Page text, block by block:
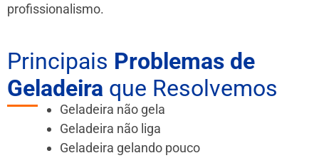
profissionalismo.
Principais Problemas de
Geladeira que Resolvemos
Geladeira não gela
Geladeira não liga
Geladeira gelando pouco